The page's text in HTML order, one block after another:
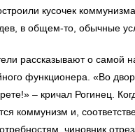
кусочек
в общем-то, обычные
рассказывают о самой
функционера. «Во
– кричал Рогинец.
коммунизм и,
чиновник